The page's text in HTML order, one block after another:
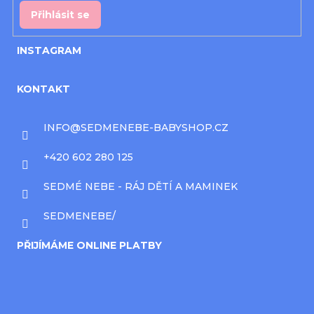
Přihlásit se
INSTAGRAM
KONTAKT
INFO@SEDMENEBE-BABYSHOP.CZ
+420 602 280 125
SEDMÉ NEBE - RÁJ DĚTÍ A MAMINEK
SEDMENEBE/
PŘIJÍMÁME ONLINE PLATBY